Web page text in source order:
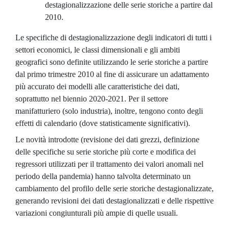
destagionalizzazione delle serie storiche a partire dal
2010.
Le specifiche di destagionalizzazione degli indicatori di tutti i
settori economici, le classi dimensionali e gli ambiti
geografici sono definite utilizzando le serie storiche a partire
dal primo trimestre 2010 al fine di assicurare un adattamento
più accurato dei modelli alle caratteristiche dei dati,
soprattutto nel biennio 2020-2021. Per il settore
manifatturiero (solo industria), inoltre, tengono conto degli
effetti di calendario (dove statisticamente significativi).
Le novità introdotte (revisione dei dati grezzi, definizione
delle specifiche su serie storiche più corte e modifica dei
regressori utilizzati per il trattamento dei valori anomali nel
periodo della pandemia) hanno talvolta determinato un
cambiamento del profilo delle serie storiche destagionalizzate,
generando revisioni dei dati destagionalizzati e delle rispettive
variazioni congiunturali più ampie di quelle usuali.